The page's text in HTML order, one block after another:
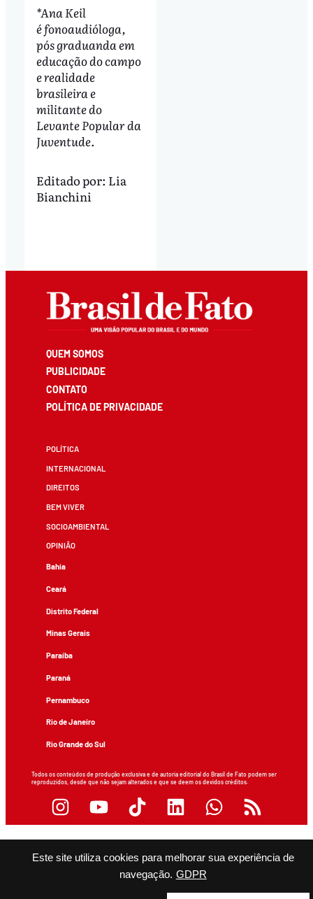
Este site utiliza cookies para melhorar sua experiência de
navegação. GDPR
*Ana Keil
é fonoaudióloga,
pós graduanda em
educação do campo
e realidade
brasileira e
militante do
Levante Popular da
Juventude.
Editado por: Lia
Bianchini
QUEM SOMOS
PUBLICIDADE
CONTATO
POLÍTICA DE PRIVACIDADE
POLÍTICA
INTERNACIONAL
DIREITOS
BEM VIVER
SOCIOAMBIENTAL
OPINIÃO
Bahia
Ceará
Distrito Federal
Minas Gerais
Paraíba
Paraná
Pernambuco
Rio de Janeiro
Rio Grande do Sul
Todos os conteúdos de produção exclusiva e de autoria editorial do Brasil de Fato podem ser
reproduzidos, desde que não sejam alterados e que se deem os devidos créditos.